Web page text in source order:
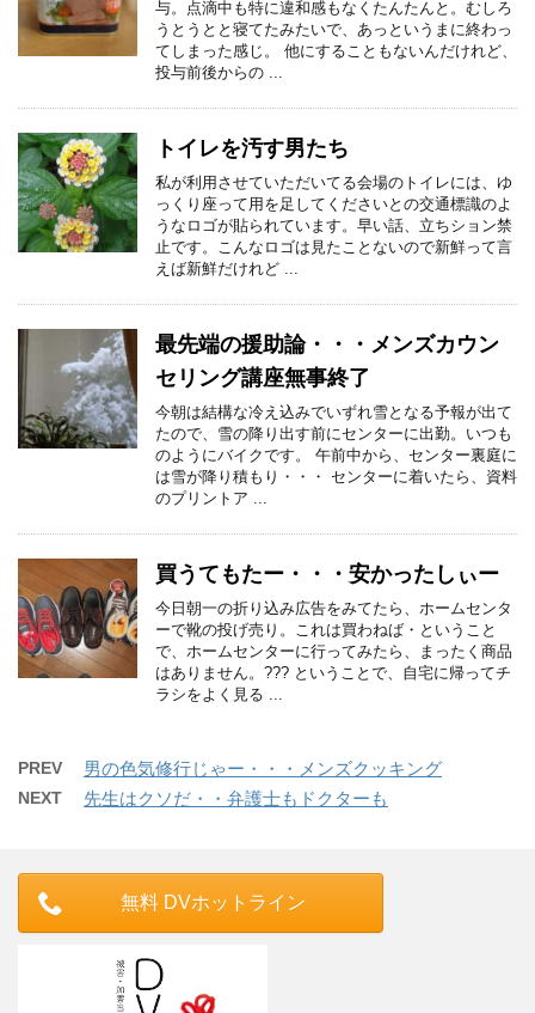
与。点滴中も特に違和感もなくたんたんと。むしろ
うとうとと寝てたみたいで、あっというまに終わっ
てしまった感じ。 他にすることもないんだけれど、
投与前後からの ...
トイレを汚す男たち
私が利用させていただいてる会場のトイレには、ゆ
っくり座って用を足してくださいとの交通標識のよ
うなロゴが貼られています。早い話、立ちション禁
止です。こんなロゴは見たことないので新鮮って言
えば新鮮だけれど ...
最先端の援助論・・・メンズカウン
セリング講座無事終了
今朝は結構な冷え込みでいずれ雪となる予報が出て
たので、雪の降り出す前にセンターに出勤。いつも
のようにバイクです。 午前中から、センター裏庭に
は雪が降り積もり・・・ センターに着いたら、資料
のプリントア ...
買うてもたー・・・安かったしぃー
今日朝一の折り込み広告をみてたら、ホームセンタ
ーで靴の投げ売り。これは買わねば・ということ
で、ホームセンターに行ってみたら、まったく商品
はありません。??? ということで、自宅に帰ってチ
ラシをよく見る ...
PREV 男の色気修行じゃー・・・メンズクッキング
NEXT 先生はクソだ・・弁護士もドクターも
無料 DVホットライン